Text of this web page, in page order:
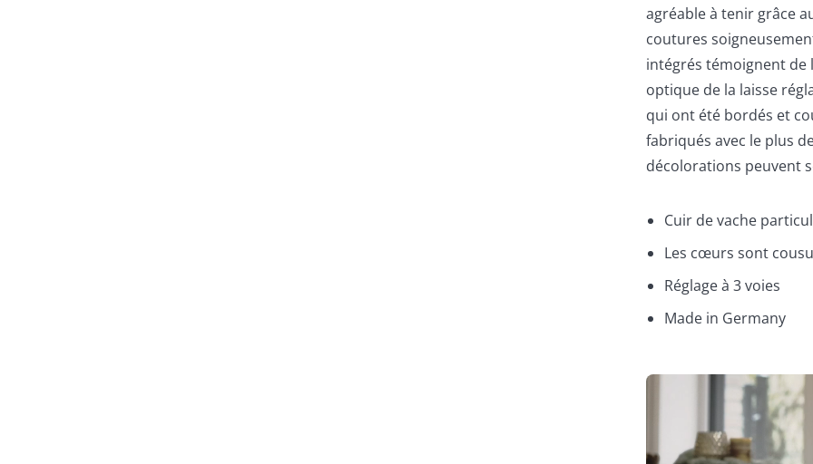
agréable à tenir grâce
coutures
intégrés témoignent
optique de la laisse
qui ont été bordés et
fabriqués avec le plus
décolorations peuvent
Cuir de vache
Les cœurs sont
Réglage à 3 voies
Made in Germany